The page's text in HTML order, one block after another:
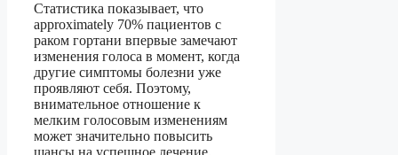
Статистика показывает, что
approximately 70% пациентов с
раком гортани впервые замечают
изменения голоса в момент, когда
другие симптомы болезни уже
проявляют себя. Поэтому,
внимательное отношение к
мелким голосовым изменениям
может значительно повысить
шансы на успешное лечение.